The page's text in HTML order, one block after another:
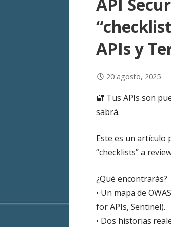
APIs y
20 agosto, 2025
🔐 Tus APIs son
sabrá.
Este es un artículo
“checklists” a
¿Qué encontrarás?
• Un mapa de
for APIs, Sentinel).
• Dos historias